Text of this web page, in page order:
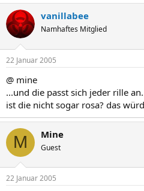
vanillabee
Namhaftes Mitglied
22 Januar 2005
@ mine
...und die passt sich jeder rille
ist die nicht sogar rosa? das
M Mine
Guest
22 Januar 2005